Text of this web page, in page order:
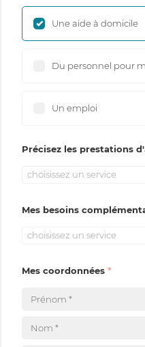
Une aide à domicile
Du personnel pour
Un emploi
Précisez les prestations
choisissez un service
Mes besoins
choisissez un service
Mes coordonnées